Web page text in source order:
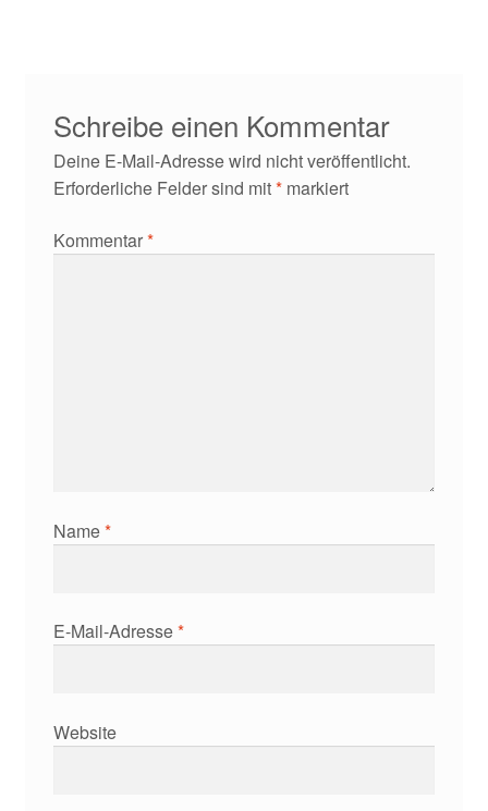
Schreibe einen Kommentar
Deine E-Mail-Adresse wird nicht veröffentlicht.
Erforderliche Felder sind mit*markiert
Kommentar*
Name*
E-Mail-Adresse*
Website